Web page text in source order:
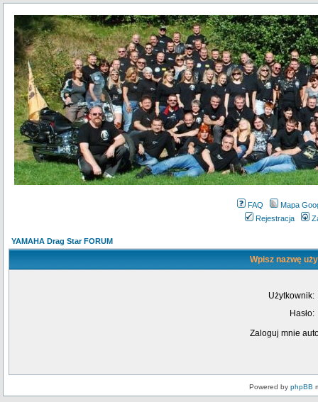
FAQ
Mapa
Rejestracja
YAMAHA Drag Star FORUM
Wpisz nazwę
Użytkownik:
Hasło:
Zaloguj mnie
Powered by phpBB